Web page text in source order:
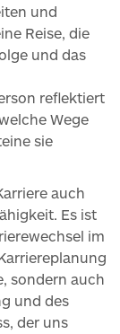
und
Reise, die
und das
reflektiert
Wege
sie
auch
Es ist
im
sondern auch
und des
der uns